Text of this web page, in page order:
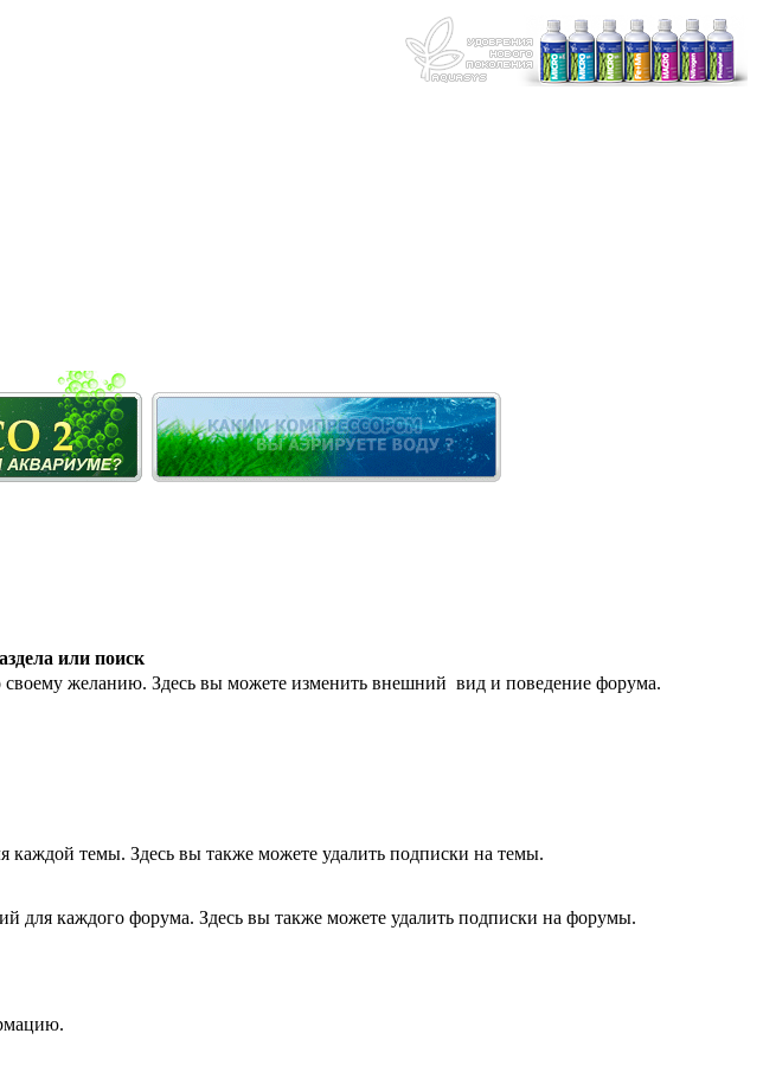
или поиск
желанию. Здесь вы можете изменить внешний вид и поведение форума.
темы. Здесь вы также можете удалить подписки на темы.
для каждого форума. Здесь вы также можете удалить подписки на форумы.